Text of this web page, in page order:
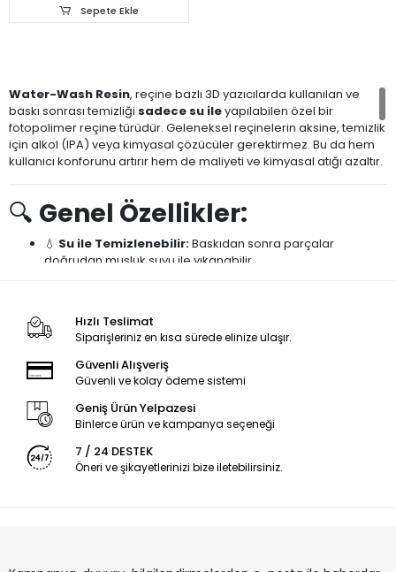
Sepete Ekle
Water-Wash Resin, reçine bazlı 3D yazıcılarda kullanılan ve
baskı sonrası temizliği sadece su ileyapılabilen özel bir
fotopolimer reçine türüdür. Geleneksel reçinelerin aksine, temizlik
için alkol (IPA) veya kimyasal çözücüler gerektirmez. Bu da hem
kullanıcı konforunu artırır hem de maliyeti ve kimyasal atığı azaltır.
🔍 Genel Özellikler:
💧 Su ile Temizlenebilir:Baskıdan sonra parçalar
doğrudan musluk suyu ile yıkanabilir.
🖨️
Yüksek Detay Kalitesi:Hassas, düzgün yüzeyli ve
UV Kürleme Gerektirir:365–405 nm UV ışıkla tam sertlik
kazanır.
Çevre Bilinci Gerekir: Sertleşmemiş reçine ve kirli su
çevreye zararlıdır, doğrudan lavaboya dökülmemelidir.
⚙️Kullanım Alanları:
Dişçilik ve takı prototipleri
Hızlı Teslimat
Siparişleriniz en kısa sürede elinize ulaşır.
Güvenli Alışveriş
Güvenli ve kolay ödeme sistemi
Geniş Ürün Yelpazesi
Binlerce ürün ve kampanya seçeneği
7 / 24 DESTEK
Öneri ve şikayetlerinizi bize iletebilirsiniz.